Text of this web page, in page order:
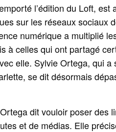
l’édition du Loft, est
sur les réseaux sociaux
numérique a multiplié
à celles qui ont partagé
elle. Sylvie Ortega, qui
se dit désormais
dit vouloir poser des
et de médias. Elle